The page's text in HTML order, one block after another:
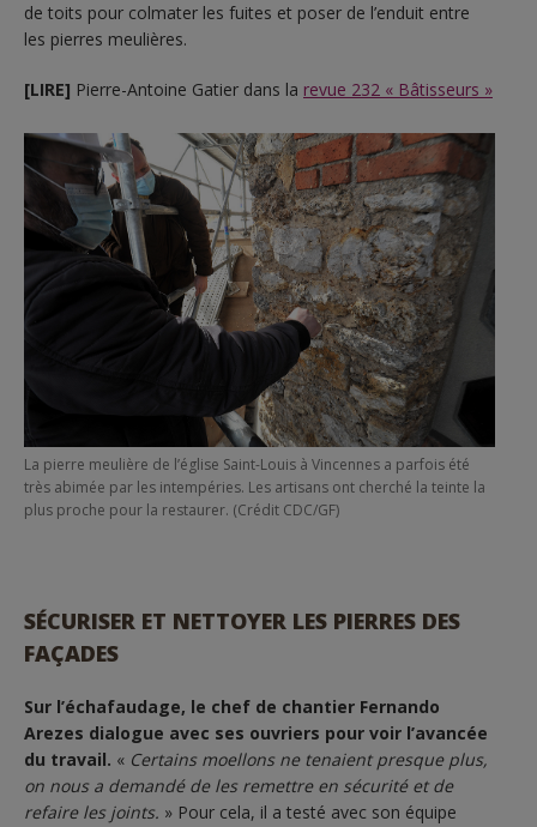
de toits pour colmater les fuites et poser de l’enduit entre
les pierres meulières.
[LIRE] Pierre-Antoine Gatier dans la revue 232 « Bâtisseurs »
La pierre meulière de l’église Saint-Louis à Vincennes a parfois été
très abimée par les intempéries. Les artisans ont cherché la teinte la
plus proche pour la restaurer. (Crédit CDC/GF)
SÉCURISER ET NETTOYER LES PIERRES DES
FAÇADES
Sur l’échafaudage, le chef de chantier Fernando
Arezes dialogue avec ses ouvriers pour voir l’avancée
du travail. « Certains moellons ne tenaient presque plus,
on nous a demandé de les remettre en sécurité et de
refaire les joints. » Pour cela, il a testé avec son équipe